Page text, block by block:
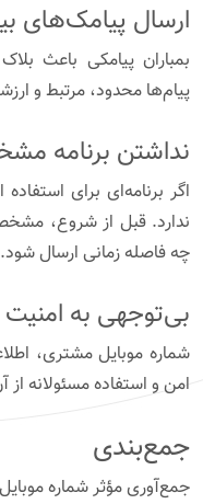
ارسال پیامک‌های
بمباران پیامکی باعث
پیام‌ها محدود، مرتبط و
نداشتن برنامه
اگر برنامه‌ای برای
ندارد. قبل از شروع،
چه فاصله زمانی ارسال شود.
بی‌توجهی به امنیت
شماره موبایل مشتری،
امن و استفاده مسئولانه
جمع‌بندی
جمع‌آوری مؤثر شماره